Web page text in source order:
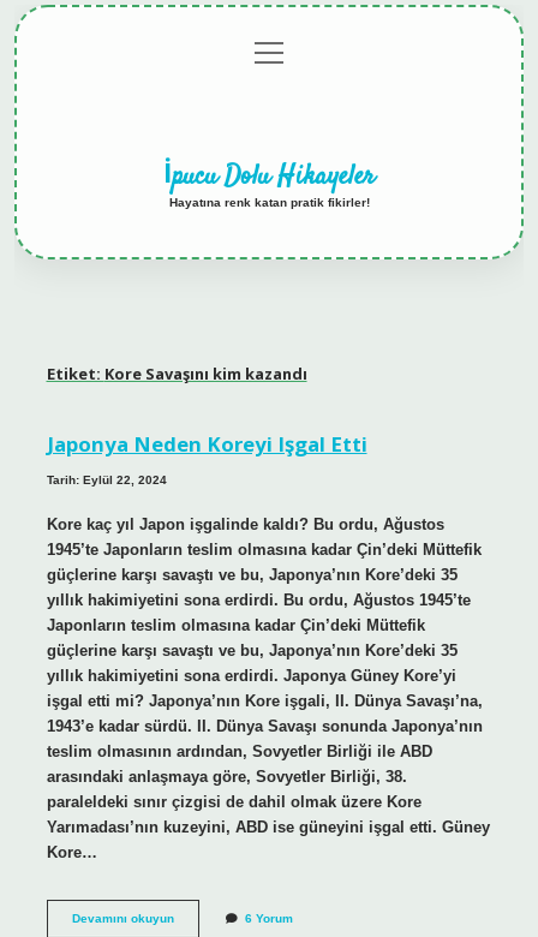
menüyü
aç
İpucu Dolu Hikayeler
Hayatına renk katan pratik fikirler!
Etiket: Kore Savaşını kim kazandı
Japonya Neden Koreyi Işgal Etti
Tarih: Eylül 22, 2024
Kore kaç yıl Japon işgalinde kaldı? Bu ordu, Ağustos
1945’te Japonların teslim olmasına kadar Çin’deki Müttefik
güçlerine karşı savaştı ve bu, Japonya’nın Kore’deki 35
yıllık hakimiyetini sona erdirdi. Bu ordu, Ağustos 1945’te
Japonların teslim olmasına kadar Çin’deki Müttefik
güçlerine karşı savaştı ve bu, Japonya’nın Kore’deki 35
yıllık hakimiyetini sona erdirdi. Japonya Güney Kore’yi
işgal etti mi? Japonya’nın Kore işgali, II. Dünya Savaşı’na,
1943’e kadar sürdü. II. Dünya Savaşı sonunda Japonya’nın
teslim olmasının ardından, Sovyetler Birliği ile ABD
arasındaki anlaşmaya göre, Sovyetler Birliği, 38.
paraleldeki sınır çizgisi de dahil olmak üzere Kore
Yarımadası’nın kuzeyini, ABD ise güneyini işgal etti. Güney
Kore…
Devamını okuyunJaponya
6 Yorum